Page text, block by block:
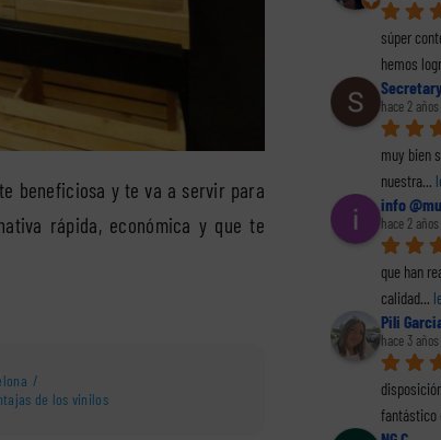
beneficiosa y te va a servir para
rápida, económica y que te
/
de los vinilos
súper
hemos
hace 2 años
muy bien
nuestra...
info
hace 2 años
que han
calidad...
Pili
hace 3 años
fantástico